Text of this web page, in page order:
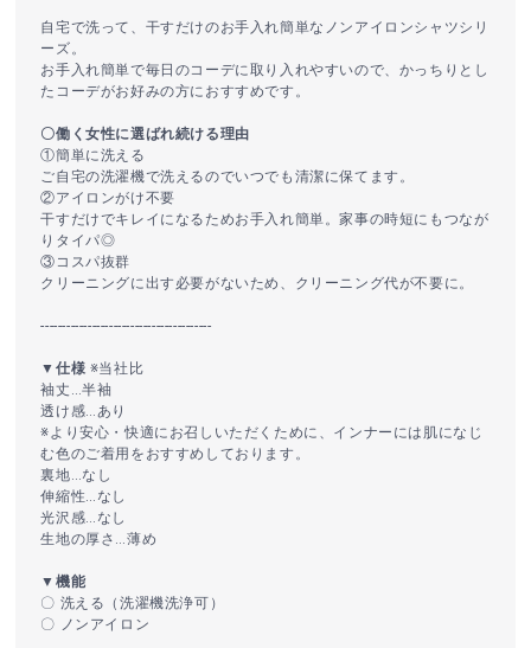
自宅で洗って、干すだけのお手入れ簡単なノンアイロンシャツシリ
ーズ。
お手入れ簡単で毎日のコーデに取り入れやすいので、かっちりとし
たコーデがお好みの方におすすめです。
〇働く女性に選ばれ続ける理由
①簡単に洗える
ご自宅の洗濯機で洗えるのでいつでも清潔に保てます。
②アイロンがけ不要
干すだけでキレイになるためお手入れ簡単。家事の時短にもつなが
りタイパ◎
③コスパ抜群
クリーニングに出す必要がないため、クリーニング代が不要に。
----------------------------------------
▼仕様 ※当社比
袖丈…半袖
透け感…あり
※より安心・快適にお召しいただくために、インナーには肌になじ
む色のご着用をおすすめしております。
裏地…なし
伸縮性…なし
光沢感…なし
生地の厚さ…薄め
▼機能
〇 洗える（洗濯機洗浄可）
〇 ノンアイロン